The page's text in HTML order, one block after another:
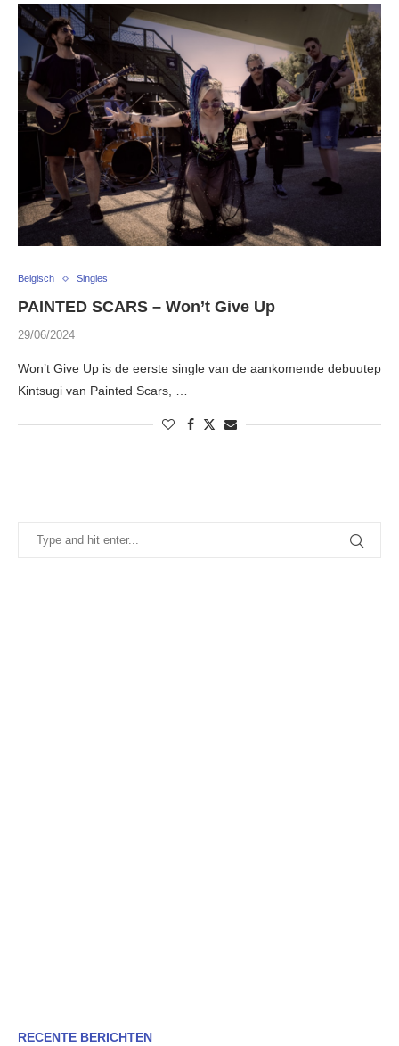
Belgisch Singles
PAINTED SCARS – Won’t Give Up
29/06/2024
Won’t Give Up is de eerste single van de aankomende debuutep
Kintsugi van Painted Scars, …
RECENTE BERICHTEN